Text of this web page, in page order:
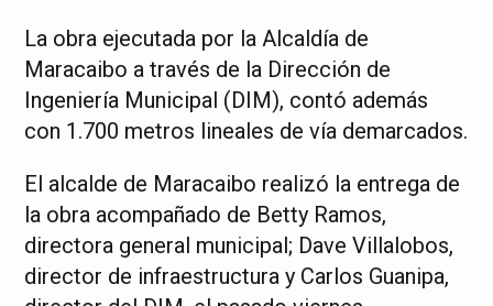
La obra ejecutada por la Alcaldía de
Maracaibo a través de la Dirección de
Ingeniería Municipal (DIM), contó además
con 1.700 metros lineales de vía demarcados.
El alcalde de Maracaibo realizó la entrega de
la obra acompañado de Betty Ramos,
directora general municipal; Dave Villalobos,
director de infraestructura y Carlos Guanipa,